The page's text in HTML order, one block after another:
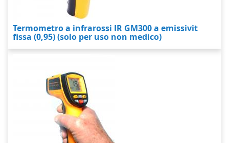
Termometro a infrarossi IR GM300 a emissivit
fissa (0,95) (solo per uso non medico)